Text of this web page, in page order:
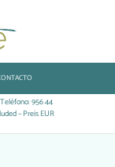
956 44
– Preis EUR